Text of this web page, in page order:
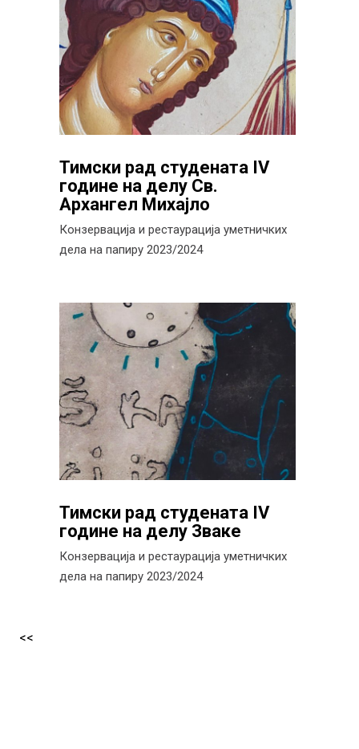
Тимски рад студената IV
године на делу Св.
Архангел Михајло
Конзервација и рестаурација уметничких
дела на папиру 2023/2024
Тимски рад студената IV
године на делу Зваке
Конзервација и рестаурација уметничких
дела на папиру 2023/2024
<<